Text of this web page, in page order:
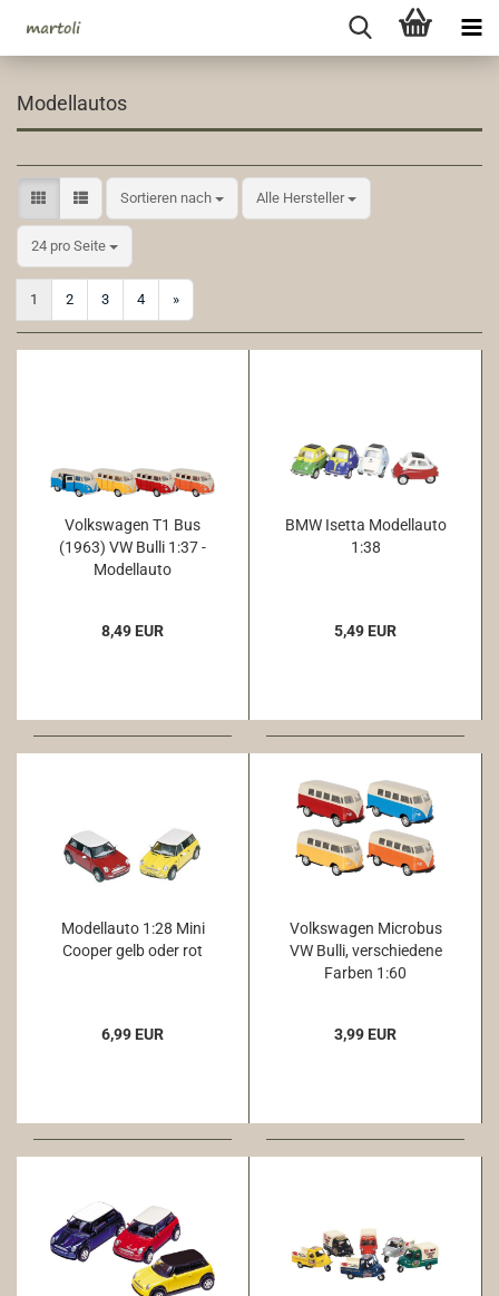
Modellautos
Sortieren nach
Sortieren nach Alle Hersteller
24 pro Seite
pro Seite
1 2 3 4 »
Volkswagen T1 Bus
(1963) VW Bulli 1:37 -
Modellauto
8,49 EUR
BMW Isetta Modellauto
1:38
5,49 EUR
Modellauto 1:28 Mini
Cooper gelb oder rot
6,99 EUR
Volkswagen Microbus
VW Bulli, verschiedene
Farben 1:60
3,99 EUR